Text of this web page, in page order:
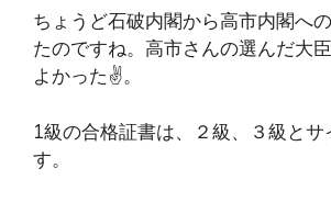
ちょうど石破内閣から高市内閣へ
たのですね。高市さんの選んだ大臣
よかった✌️。
1級の合格証書は、２級、３級とサ
す。